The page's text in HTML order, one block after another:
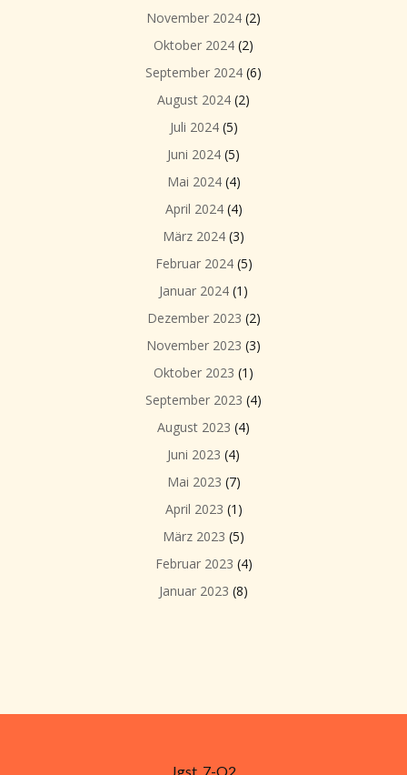
November 2024 (2)
Oktober 2024 (2)
September 2024 (6)
August 2024 (2)
Juli 2024(5)
Juni 2024 (5)
Mai 2024(4)
April 2024(4)
März 2024 (3)
Februar 2024(5)
Januar 2024 (1)
Dezember 2023 (2)
November 2023 (3)
Oktober 2023 (1)
September 2023 (4)
August 2023 (4)
Juni 2023 (4)
Mai 2023 (7)
April 2023 (1)
März 2023 (5)
Februar 2023 (4)
Januar 2023 (8)
Jgst. 7-Q2